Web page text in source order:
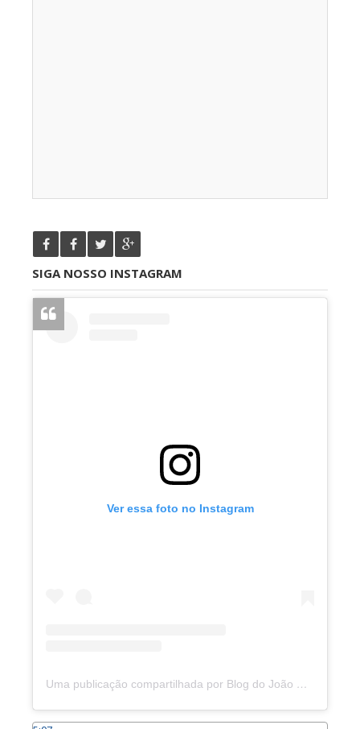
SIGA NOSSO INSTAGRAM
Ver essa foto no Instagram
Uma publicação compartilhada por Blog do João Marcolino (@joaomarcolinoneto)